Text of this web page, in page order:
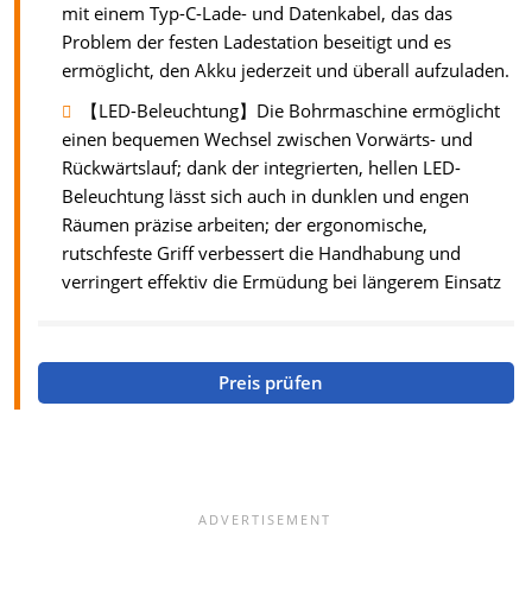
mit einem Typ-C-Lade- und Datenkabel, das das
Problem der festen Ladestation beseitigt und es
ermöglicht, den Akku jederzeit und überall aufzuladen.
【LED-Beleuchtung】Die Bohrmaschine ermöglicht
einen bequemen Wechsel zwischen Vorwärts- und
Rückwärtslauf; dank der integrierten, hellen LED-
Beleuchtung lässt sich auch in dunklen und engen
Räumen präzise arbeiten; der ergonomische,
rutschfeste Griff verbessert die Handhabung und
verringert effektiv die Ermüdung bei längerem Einsatz
Preis prüfen